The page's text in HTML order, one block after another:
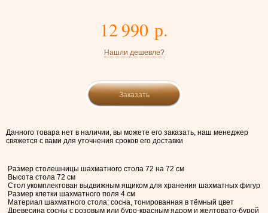
12 990 р.
Нашли дешевле?
Заказать
Данного товара нет в наличии, вы можете его заказать, наш менеджер
свяжется с вами для уточнения сроков его доставки
Размер столешницы шахматного стола 72 на 72 см
Высота стола 72 см
Стол укомплектован выдвижным ящиком для хранения шахматных фигур
Размер клетки шахматного поля 4 см
Материал шахматного стола: сосна, тонированная в тёмный цвет
Древесина сосны с розовым или буро-красным ядром и желтовато-бурой